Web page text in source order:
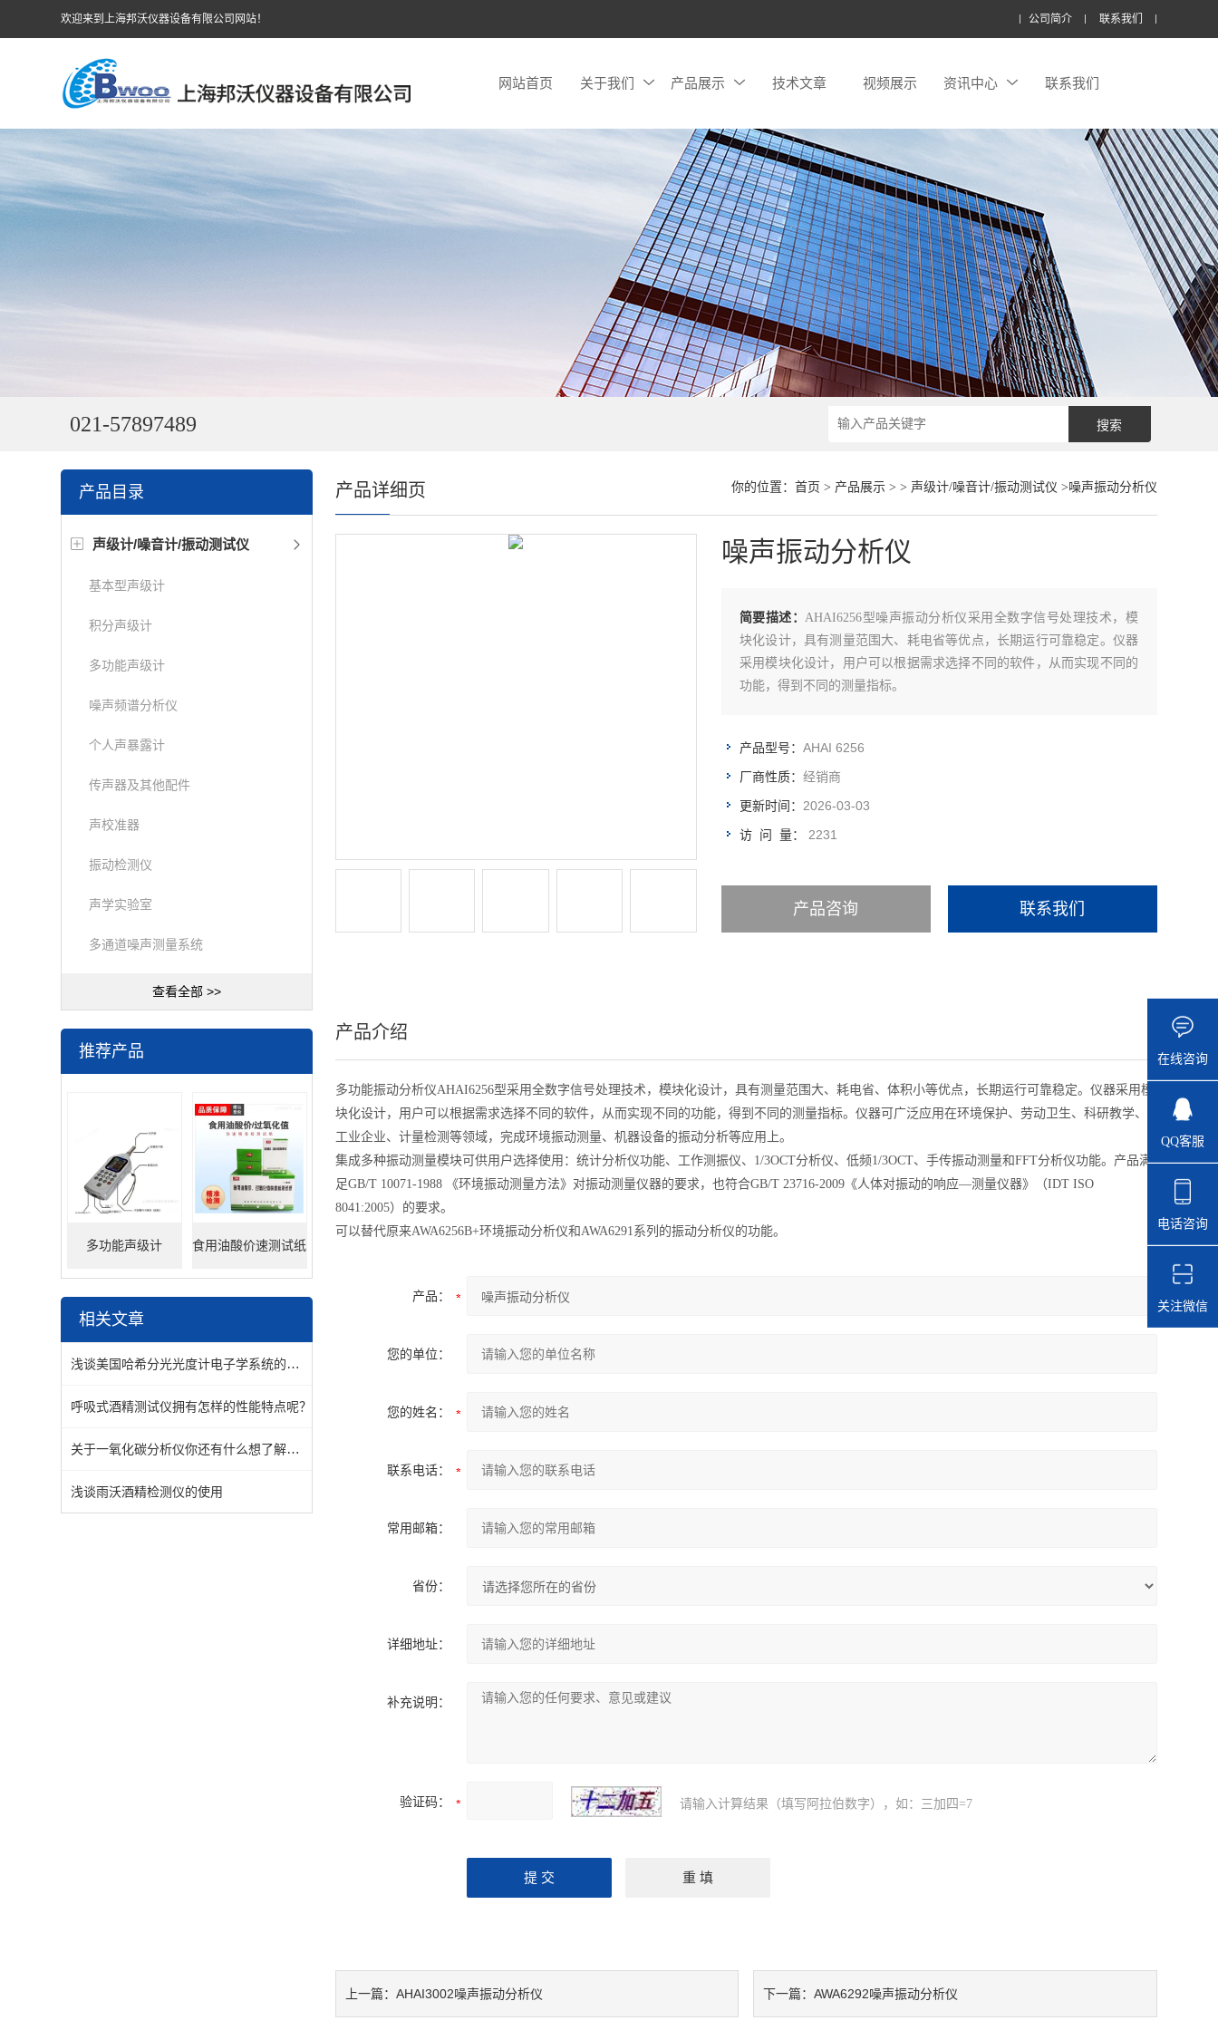
欢迎来到上海邦沃仪器设备有限公司网站！ 公司简介 联系我们
网站首页 关于我们 产品展示 技术文章 视频展示 资讯中心 联系我们
021-57897489
产品目录
声级计/噪音计/振动测试仪
基本型声级计
积分声级计
多功能声级计
噪声频谱分析仪
个人声暴露计
传声器及其他配件
声校准器
振动检测仪
声学实验室
多通道噪声测量系统
查看全部 >>
推荐产品
多功能声级计 食用油酸价速测试纸
相关文章
浅谈美国哈希分光光度计电子学系统的重要性
呼吸式酒精测试仪拥有怎样的性能特点呢？
关于一氧化碳分析仪你还有什么想了解的呢？
浅谈雨沃酒精检测仪的使用
你的位置： 首页 > 产品展示> > 声级计/噪音计/振动测试仪 >噪声振动分析仪
产品详细页
噪声振动分析仪
简要描述： AHAI6256型噪声振动分析仪采用全数字信号处理技术，模
块化设计，具有测量范围大、耗电省等优点，长期运行可靠稳定。仪器
采用模块化设计，用户可以根据需求选择不同的软件，从而实现不同的
功能，得到不同的测量指标。
产品型号： AHAI 6256
厂商性质： 经销商
更新时间： 2026-03-03
访 问 量： 2231
产品咨询 联系我们
产品介绍
多功能振动分析仪AHAI6256型采用全数字信号处理技术，模块化设计，具有测量范围大、耗电省、体积小等优点，长期运行可靠稳定。仪器采用模
块化设计，用户可以根据需求选择不同的软件，从而实现不同的功能，得到不同的测量指标。仪器可广泛应用在环境保护、劳动卫生、科研教学、
工业企业、计量检测等领域，完成环境振动测量、机器设备的振动分析等应用上。
集成多种振动测量模块可供用户选择使用：统计分析仪功能、工作测振仪、1/3OCT分析仪、低频1/3OCT、手传振动测量和FFT分析仪功能。产品满
足GB/T 10071-1988 《环境振动测量方法》对振动测量仪器的要求，也符合GB/T 23716-2009《人体对振动的响应—测量仪器》（IDT ISO
8041:2005）的要求。
可以替代原来AWA6256B+环境振动分析仪和AWA6291系列的振动分析仪的功能。
产品：
您的单位：
您的姓名：
联系电话：
常用邮箱：
省份：
详细地址：
补充说明：
验证码： 请输入计算结果（填写阿拉伯数字），如：三加四=7
上一篇： AHAI3002噪声振动分析仪 下一篇：AWA6292噪声振动分析仪
在线咨询
QQ客服
电话咨询
关注微信